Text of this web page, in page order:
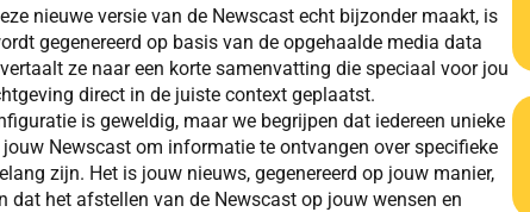
nieuwe versie van de Newscast echt bijzonder maakt, is
gegenereerd op basis van de opgehaalde media data
ze naar een korte samenvatting die speciaal voor jou
direct in de juiste context geplaatst.
is geweldig, maar we begrijpen dat iedereen unieke
Newscast om informatie te ontvangen over specifieke
zijn. Het is jouw nieuws, gegenereerd op jouw manier,
het afstellen van de Newscast op jouw wensen en